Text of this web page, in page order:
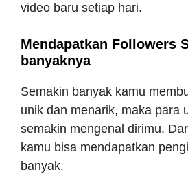
video baru setiap hari.
Mendapatkan Followers
banyaknya
Semakin banyak kamu
unik dan menarik, maka para
semakin mengenal dirimu.
kamu bisa mendapatkan
banyak.